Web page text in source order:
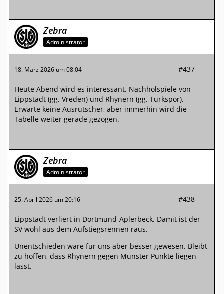
Zebra
Administrator
18. März 2026 um 08:04 #437
Heute Abend wird es interessant. Nachholspiele von
Lippstadt (gg. Vreden) und Rhynern (gg. Türkspor).
Erwarte keine Ausrutscher, aber immerhin wird die
Tabelle weiter gerade gezogen.
Zebra
Administrator
25. April 2026 um 20:16 #438
Lippstadt verliert in Dortmund-Aplerbeck. Damit ist der
SV wohl aus dem Aufstiegsrennen raus.
Unentschieden wäre für uns aber besser gewesen. Bleibt
zu hoffen, dass Rhynern gegen Münster Punkte liegen
lässt.